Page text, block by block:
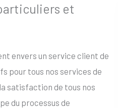
et
envers un service client de
pour tous nos services de
satisfaction de tous nos
du processus de